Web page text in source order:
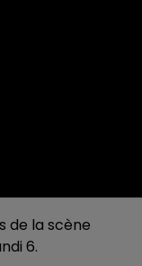
de la scène
6.